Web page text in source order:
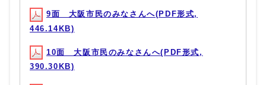
9面 大阪市民のみなさんへ(PDF形式,
446.14KB)
10面 大阪市民のみなさんへ(PDF形式,
390.30KB)